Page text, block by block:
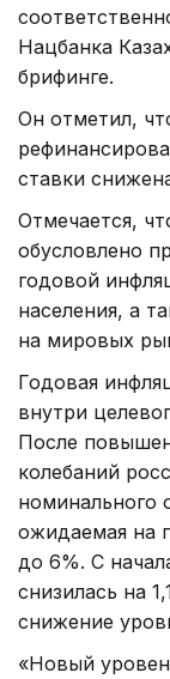
Нацбанка
брифинге.
Он отметил,
ставки
Отмечается,
обусловлено
годовой
населения, а
на мировых
Годовая
внутри
После
колебаний
номинального
ожидаемая на
до 6%. С
снизилась на
снижение
«Новый